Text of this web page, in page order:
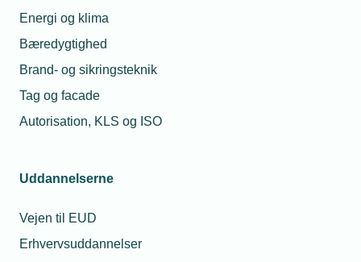
Energi og klima
Bæredygtighed
Brand- og sikringsteknik
Tag og facade
Autorisation, KLS og ISO
Uddannelserne
Vejen til EUD
Erhvervsuddannelser
Læs mere om samme emne:
Uddannelse Lærlinge
lettere at opmåle